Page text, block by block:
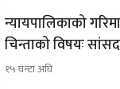
न्यायपालिकाको
चिन्ताको विषयः सांसद
१५ घन्टा अघि